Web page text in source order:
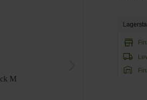
store
local_shipping
warehouse